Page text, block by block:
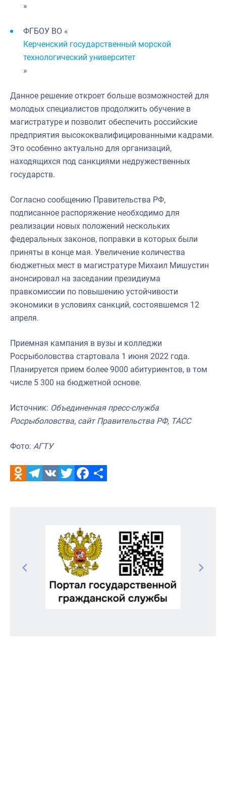
»
ФГБОУ ВО «
Керченский государственный морской
технологический университет
»
Данное решение откроет больше возможностей для
молодых специалистов продолжить обучение в
магистратуре и позволит обеспечить российские
предприятия высококвалифицированными кадрами.
Это особенно актуально для организаций,
находящихся под санкциями недружественных
государств.
Согласно сообщению Правительства РФ,
подписанное распоряжение необходимо для
реализации новых положений нескольких
федеральных законов, поправки в которых были
приняты в конце мая. Увеличение количества
бюджетных мест в магистратуре Михаил Мишустин
анонсировал на заседании президиума
правкомиссии по повышению устойчивости
экономики в условиях санкций, состоявшемся 12
апреля.
Приемная кампания в вузы и колледжи
Росрыболовства стартовала 1 июня 2022 года.
Планируется прием более 9000 абитуриентов, в том
числе 5 300 на бюджетной основе.
Источник: Объединенная пресс-служба
Росрыболовства, сайт Правительства РФ, ТАСС
Фото: АГТУ